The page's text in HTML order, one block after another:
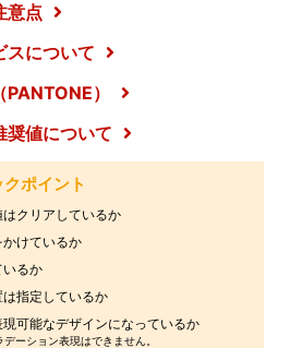
意点
スについて
）
奨値について
ポイント
クリアしているか
けているか
いるか
指定しているか
可能なデザインになっているか
ーション表現はできません。